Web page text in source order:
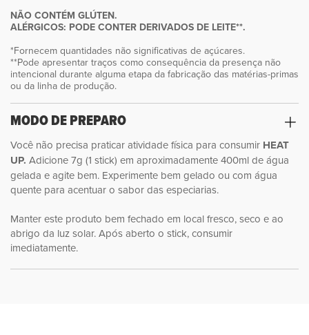
NÃO CONTÉM GLÚTEN.
ALÉRGICOS: PODE CONTER DERIVADOS DE LEITE**.
*Fornecem quantidades não significativas de açúcares.
**Pode apresentar traços como consequência da presença não
intencional durante alguma etapa da fabricação das matérias-primas
ou da linha de produção.
MODO DE PREPARO
Você não precisa praticar atividade física para consumir HEAT
UP. Adicione 7g (1 stick) em aproximadamente 400ml de água
gelada e agite bem. Experimente bem gelado ou com água
quente para acentuar o sabor das especiarias.
Manter este produto bem fechado em local fresco, seco e ao
abrigo da luz solar. Após aberto o stick, consumir
imediatamente.